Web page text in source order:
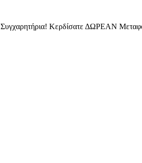
Συγχαρητήρια! Κερδίσατε ΔΩΡΕΑΝ